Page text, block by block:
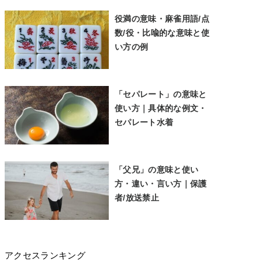
役満の意味・麻雀用語/点
数/役・比喩的な意味と使
い方の例
「セパレート」の意味と
使い方｜具体的な例文・
セパレート水着
「父兄」の意味と使い
方・違い・言い方｜保護
者/放送禁止
アクセスランキング